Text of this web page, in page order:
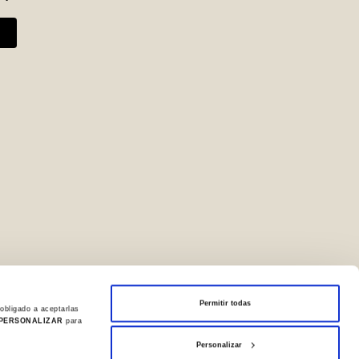
a aceptarlas
PERSONALIZAR para
Permitir todas
Personalizar